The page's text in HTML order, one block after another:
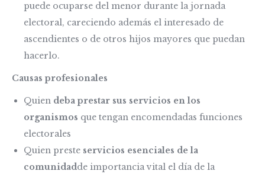
puede ocuparse del menor durante la jornada
electoral, careciendo además el interesado de
ascendientes o de otros hijos mayores que puedan
hacerlo.
Causas profesionales
Quien deba prestar sus servicios en los
organismos que tengan encomendadas funciones
electorales
Quien preste servicios esenciales de la
comunidadde importancia vital el día de la